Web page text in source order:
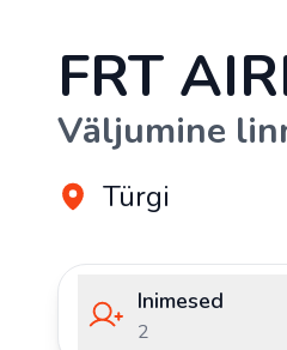
FRT
Väljumine
Türgi
Inimesed
2